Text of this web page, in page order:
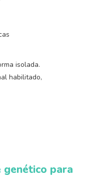
isolada.
habilitado,
genético para